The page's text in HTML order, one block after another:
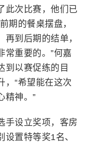
此次比赛，他们已
期的餐桌摆盘，
到后期的结单，
常重要的。”何嘉
到以赛促练的目
，“希望能在这次
精神。”
手设立奖项，客房
置特等奖1名、